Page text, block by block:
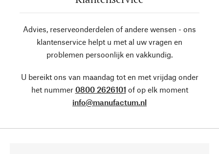
Advies, reserveonderdelen of andere wensen - ons
klantenservice helpt u met al uw vragen en
problemen persoonlijk en vakkundig.
U bereikt ons van maandag tot en met vrijdag onder
het nummer 0800 2626101 of op elk moment
info@manufactum.nl